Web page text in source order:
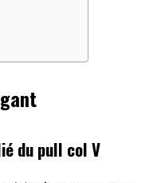
du pull col V